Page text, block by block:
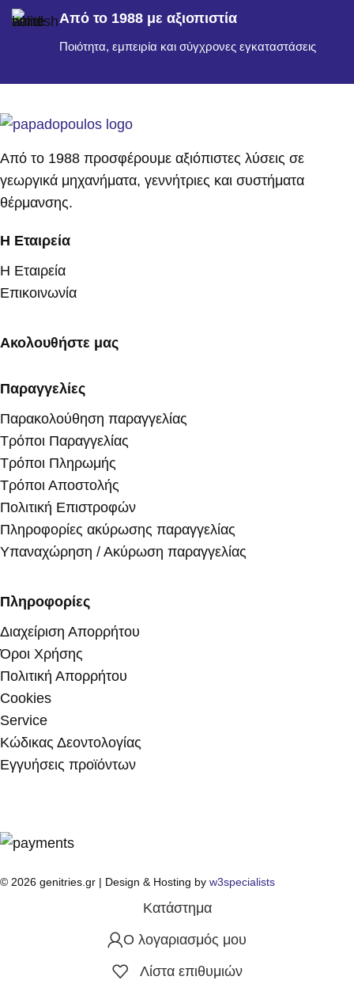
Από το 1988 με αξιοπιστία
Ποιότητα, εμπειρία και σύγχρονες εγκαταστάσεις
Από το 1988 προσφέρουμε αξιόπιστες λύσεις σε
γεωργικά μηχανήματα, γεννήτριες και συστήματα
θέρμανσης.
Η Εταιρεία
Η Εταιρεία
Επικοινωνία
Ακολουθήστε μας
Παραγγελίες
Παρακολούθηση παραγγελίας
Τρόποι Παραγγελίας
Τρόποι Πληρωμής
Τρόποι Αποστολής
Πολιτική Επιστροφών
Πληροφορίες ακύρωσης παραγγελίας
Υπαναχώρηση / Ακύρωση παραγγελίας
Πληροφορίες
Διαχείριση Απορρήτου
Όροι Χρήσης
Πολιτική Απορρήτου
Cookies
Service
Κώδικας Δεοντολογίας
Εγγυήσεις προϊόντων
© 2026 genitries.gr | Design & Hosting by w3specialists
Κατάστημα
Ο λογαριασμός μου
Λίστα επιθυμιών